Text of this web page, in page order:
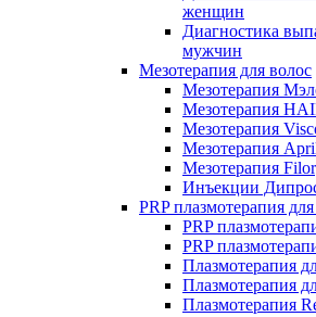
женщин
Диагностика
мужчин
Мезотерапия для волос
Мезотерапия
Мезотерапия
Мезотерапия
Мезотерапия
Мезотерапия
Инъекции
PRP плазмотерапия
PRP
PRP
Плазмотерапия
Плазмотерапия
Плазмотерапия